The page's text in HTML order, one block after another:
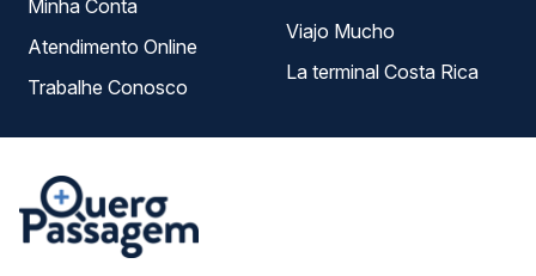
Minha Conta
Atendimento Online
Trabalhe Conosco
Viajo Mucho
La terminal Costa Rica